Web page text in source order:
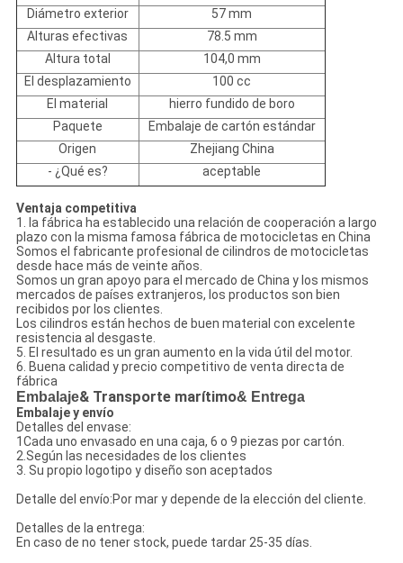
Diámetro exterior
57 mm
Alturas efectivas
78.5 mm
Altura total
104,0 mm
El desplazamiento
100 cc
El material
hierro fundido de boro
Paquete
Embalaje de cartón estándar
Origen
Zhejiang China
- ¿Qué es?
aceptable
Ventaja competitiva
1. la fábrica ha establecido una relación de cooperación a largo
plazo con la misma famosa fábrica de motocicletas en China
Somos el fabricante profesional de cilindros de motocicletas
desde hace más de veinte años.
Somos un gran apoyo para el mercado de China y los mismos
mercados de países extranjeros, los productos son bien
recibidos por los clientes.
Los cilindros están hechos de buen material con excelente
resistencia al desgaste.
5. El resultado es un gran aumento en la vida útil del motor.
6. Buena calidad y precio competitivo de venta directa de
fábrica
Embalaje& Transporte marítimo& Entrega
Embalaje y envío
Detalles del envase:
1Cada uno envasado en una caja, 6 o 9 piezas por cartón.
2.Según las necesidades de los clientes
3. Su propio logotipo y diseño son aceptados
Detalle del envío:Por mar y depende de la elección del cliente.
Detalles de la entrega:
En caso de no tener stock, puede tardar 25-35 días.